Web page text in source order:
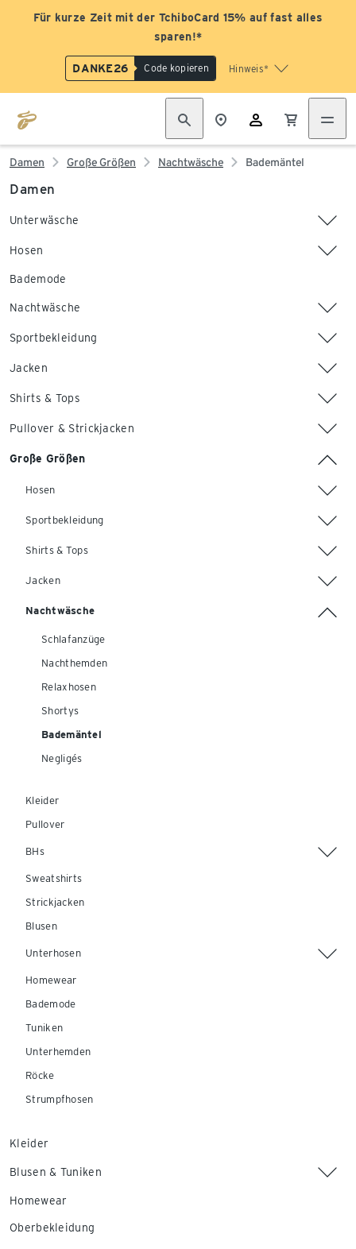
Für kurze Zeit mit der TchiboCard 15% auf fast alles
sparen!*
DANKE26 Code kopieren Hinweis*
Damen Große Größen Nachtwäsche Bademäntel
Damen
Unterwäsche
Hosen
Bademode
Nachtwäsche
Sportbekleidung
Jacken
Shirts & Tops
Pullover & Strickjacken
Große Größen
Hosen
Sportbekleidung
Shirts & Tops
Jacken
Nachtwäsche
Schlafanzüge
Nachthemden
Relaxhosen
Shortys
Bademäntel
Negligés
Kleider
Pullover
BHs
Sweatshirts
Strickjacken
Blusen
Unterhosen
Homewear
Bademode
Tuniken
Unterhemden
Röcke
Strumpfhosen
Kleider
Blusen & Tuniken
Homewear
Oberbekleidung